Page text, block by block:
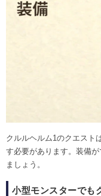
クルルヘルム1のクエスト
す必要があります。装備
ましょう。
小型モンスターでも